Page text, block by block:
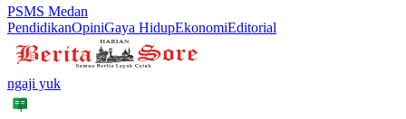
PSMS Medan
PendidikanOpiniGaya HidupEkonomiEditorial
ngaji yuk